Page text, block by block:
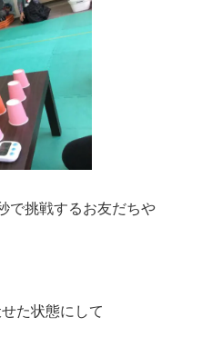
で挑戦するお友だちや
た状態にして